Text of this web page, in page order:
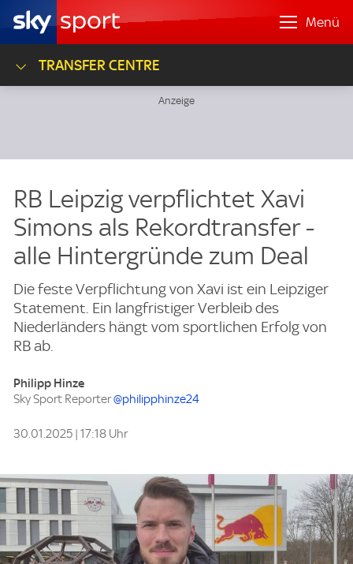
Menü
TRANSFER CENTRE
RB Leipzig verpflichtet Xavi
Simons als Rekordtransfer -
alle Hintergründe zum Deal
Die feste Verpflichtung von Xavi ist ein Leipziger
Statement. Ein langfristiger Verbleib des
Niederländers hängt vom sportlichen Erfolg von
RB ab.
Philipp Hinze
Sky Sport Reporter@philipphinze24
30.01.2025 | 17:18 Uhr